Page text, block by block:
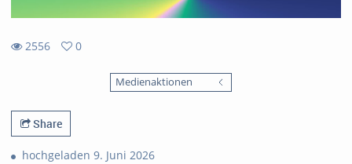
2556
0
Medienaktionen
Share
hochgeladen 9. Juni 2026